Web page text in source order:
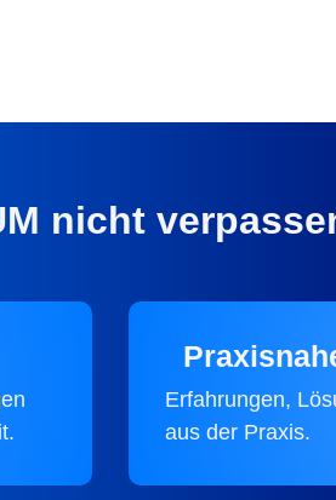
nicht
Erfahrungen,
aus der Praxis.